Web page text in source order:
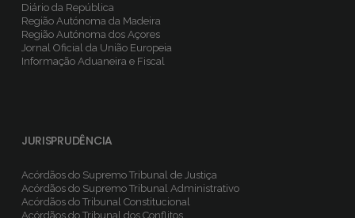
Diário da República
Região Autónoma da Madeira
Região Autónoma dos Açores
Jornal Oficial da União Europeia
Informação Aduaneira e Fiscal
JURISPRUDÊNCIA
Acórdãos do Supremo Tribunal de Justiça
Acórdãos do Supremo Tribunal Administrativo
Acórdãos do Tribunal Constitucional
Acórdãos do Tribunal dos Conflitos